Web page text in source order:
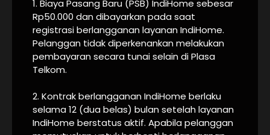
1. Biaya Pasang Baru (PSB) IndiHome sebesar
Rp50.000 dan dibayarkan pada saat
registrasi berlangganan layanan IndiHome.
Pelanggan tidak diperkenankan melakukan
pembayaran secara tunai selain di Plasa
Telkom.
2. Kontrak berlangganan IndiHome berlaku
selama 12 (dua belas) bulan setelah layanan
IndiHome berstatus aktif. Apabila pelanggan